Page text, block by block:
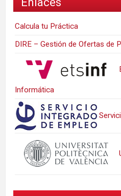
Calcula tu Práctica
DIRE – Gestión de Ofertas de
Informática